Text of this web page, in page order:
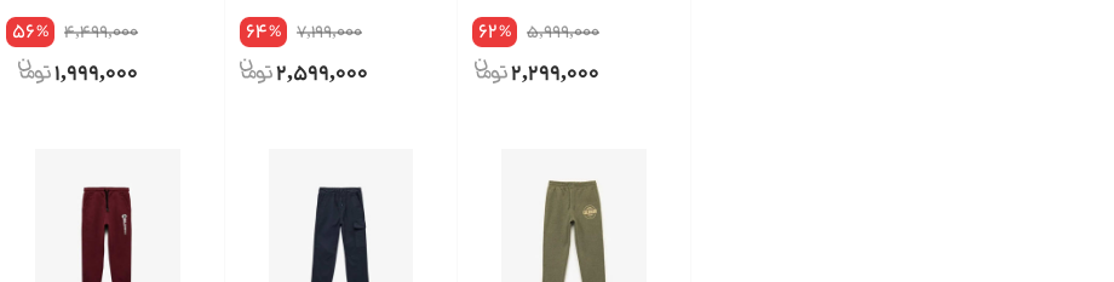
5,999,000
62%
2,299,000
7,199,000
64%
2,599,000
4,499,000
56%
1,999,000